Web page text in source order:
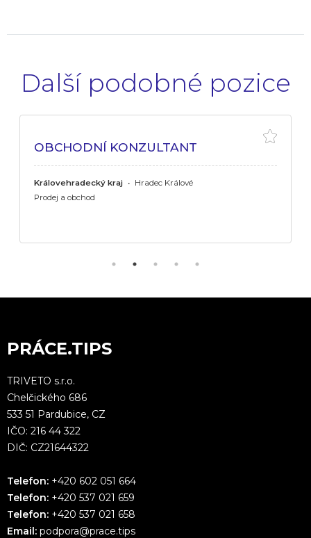
Další podobné pozice
OBCHODNÍ KONZULTANT
Královehradecký kraj • Hradec Králové
Prodej a obchod
PRÁCE.TIPS
TRIVETO s.r.o.
Chelčického 686
533 51 Pardubice, CZ
IČO: 216 44 322
DIČ: CZ21644322
Telefon: +420 602 051 664
Telefon: +420 537 021 659
Telefon: +420 537 021 658
Email: podpora@prace.tips